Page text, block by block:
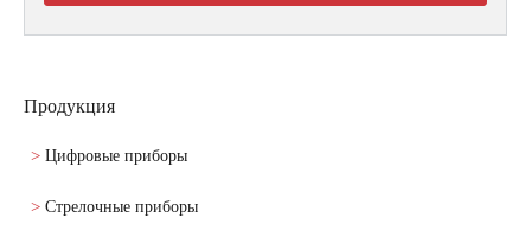
Продукция
Цифровые приборы
Стрелочные приборы